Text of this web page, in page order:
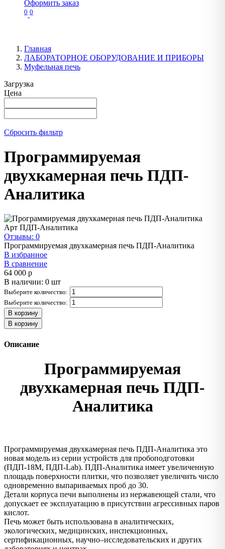
Оформить заказ
0 0
Главная
ЛАБОРАТОРНОЕ ОБОРУДОВАНИЕ И ПРИБОРЫ
Муфельная печь
Загрузка
Цена
Сбросить фильтр
Программируемая
двухкамерная печь ПДП-
Аналитика
Арт ПДП-Аналитика
Отзывы: 0
Программируемая двухкамерная печь ПДП-Аналитика
В избранное
В сравнение
64 000 p
В наличии: 0 шт
Выберите количество:
Выберите количество:
В корзину
В корзину
Описание
Программируемая
двухкамерная печь ПДП-
Аналитика
Программируемая двухкамерная печь ПДП-Аналитика это
новая модель из серии устройств для пробоподготовки
(ПДП-18М, ПДП-Lab). ПДП-Аналитика имеет увеличенную
площадь поверхности плитки, что позволяет увеличить число
одновременно выпариваемых проб до 30.
Детали корпуса печи выполнены из нержавеющей стали, что
допускает ее эксплуатацию в присутствии агрессивных паров
кислот.
Печь может быть использована в аналитических,
экологических, медицинских, инспекционных,
сертификационных, научно–исследовательских и других